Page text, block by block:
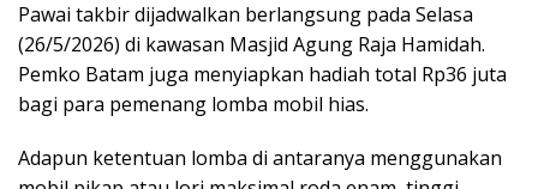
Pawai takbir dijadwalkan berlangsung pada Selasa
(26/5/2026) di kawasan Masjid Agung Raja Hamidah.
Pemko Batam juga menyiapkan hadiah total Rp36 juta
bagi para pemenang lomba mobil hias.
Adapun ketentuan lomba di antaranya menggunakan